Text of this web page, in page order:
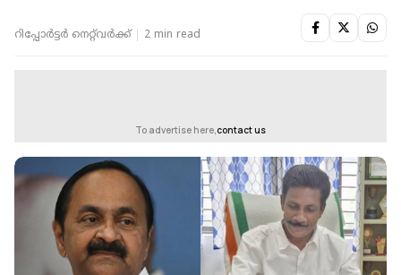
റിപ്പോർട്ടർ നെറ്റ്‌വര്‍ക്ക്‌ 2 min read
To advertise here,contact us